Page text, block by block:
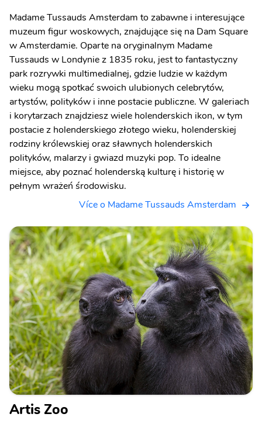
Madame Tussauds Amsterdam to zabawne i interesujące
muzeum figur woskowych, znajdujące się na Dam Square
w Amsterdamie. Oparte na oryginalnym Madame
Tussauds w Londynie z 1835 roku, jest to fantastyczny
park rozrywki multimedialnej, gdzie ludzie w każdym
wieku mogą spotkać swoich ulubionych celebrytów,
artystów, polityków i inne postacie publiczne. W galeriach
i korytarzach znajdziesz wiele holenderskich ikon, w tym
postacie z holenderskiego złotego wieku, holenderskiej
rodziny królewskiej oraz sławnych holenderskich
polityków, malarzy i gwiazd muzyki pop. To idealne
miejsce, aby poznać holenderską kulturę i historię w
pełnym wrażeń środowisku.
Více o Madame Tussauds Amsterdam
Artis Zoo